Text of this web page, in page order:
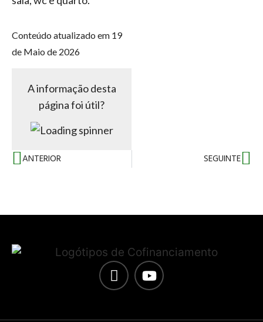
Conteúdo atualizado em 19
de Maio de 2026
A informação desta
página foi útil?
ANTERIOR SEGUINTE